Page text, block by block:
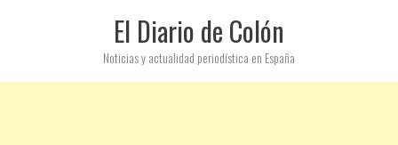
El Diario de Colón
Noticias y actualidad periodística en España